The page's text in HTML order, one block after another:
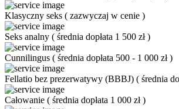
Klasyczny seks ( zazwyczaj w cenie )
Seks analny ( średnia dopłata 1 500 zł)
Cunnilingus ( średnia dopłata 500 - 1 000 zł)
Fellatio bez prezerwatywy (BBBJ) ( średnia
Całowanie ( średnia dopłata 1 000 zł)